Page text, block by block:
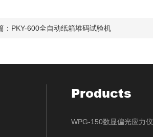
： PKY-600全自动纸箱堆码试验机
Products
WPG-150数显偏光应力仪